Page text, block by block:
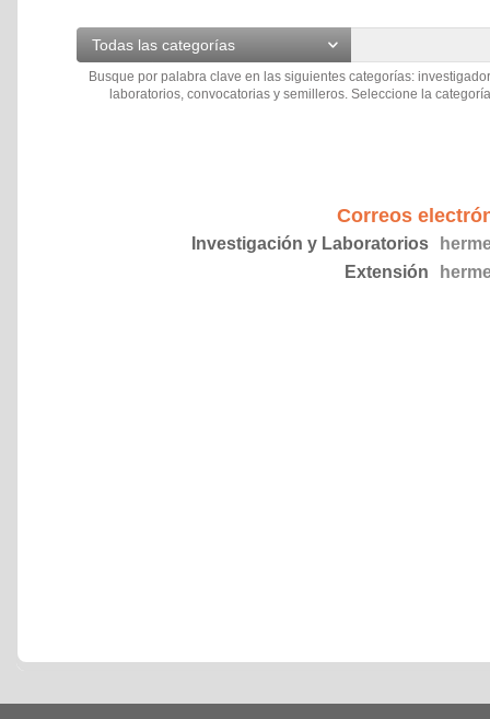
Todas las categorías
Busque por palabra clave en las siguientes categorías:
laboratorios, convocatorias y semilleros. Seleccione la
Correos
Investigación y Laboratorios
Extensión